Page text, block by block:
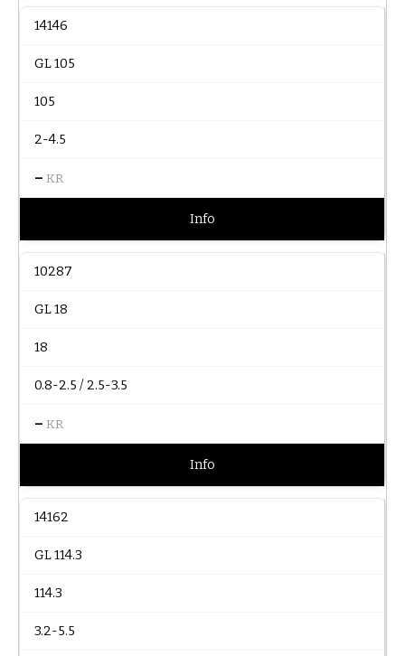
14146
GL 105
105
2-4.5
– KR
Info
10287
GL 18
18
0.8-2.5 / 2.5-3.5
– KR
Info
14162
GL 114.3
114.3
3.2-5.5